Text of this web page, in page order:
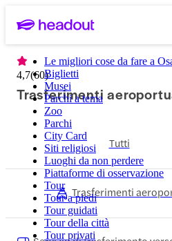
Le migliori cose da fare a
Biglietti
Musei
Parchi a tema
Zoo
Parchi
City Card
Siti religiosi
Luoghi da non perdere
Piattaforme di osservazione
Tour
Tour a piedi
Tour guidati
Tour della città
Tour privati
4,7(60)
Trasferimenti
Tutti
Trasferimenti